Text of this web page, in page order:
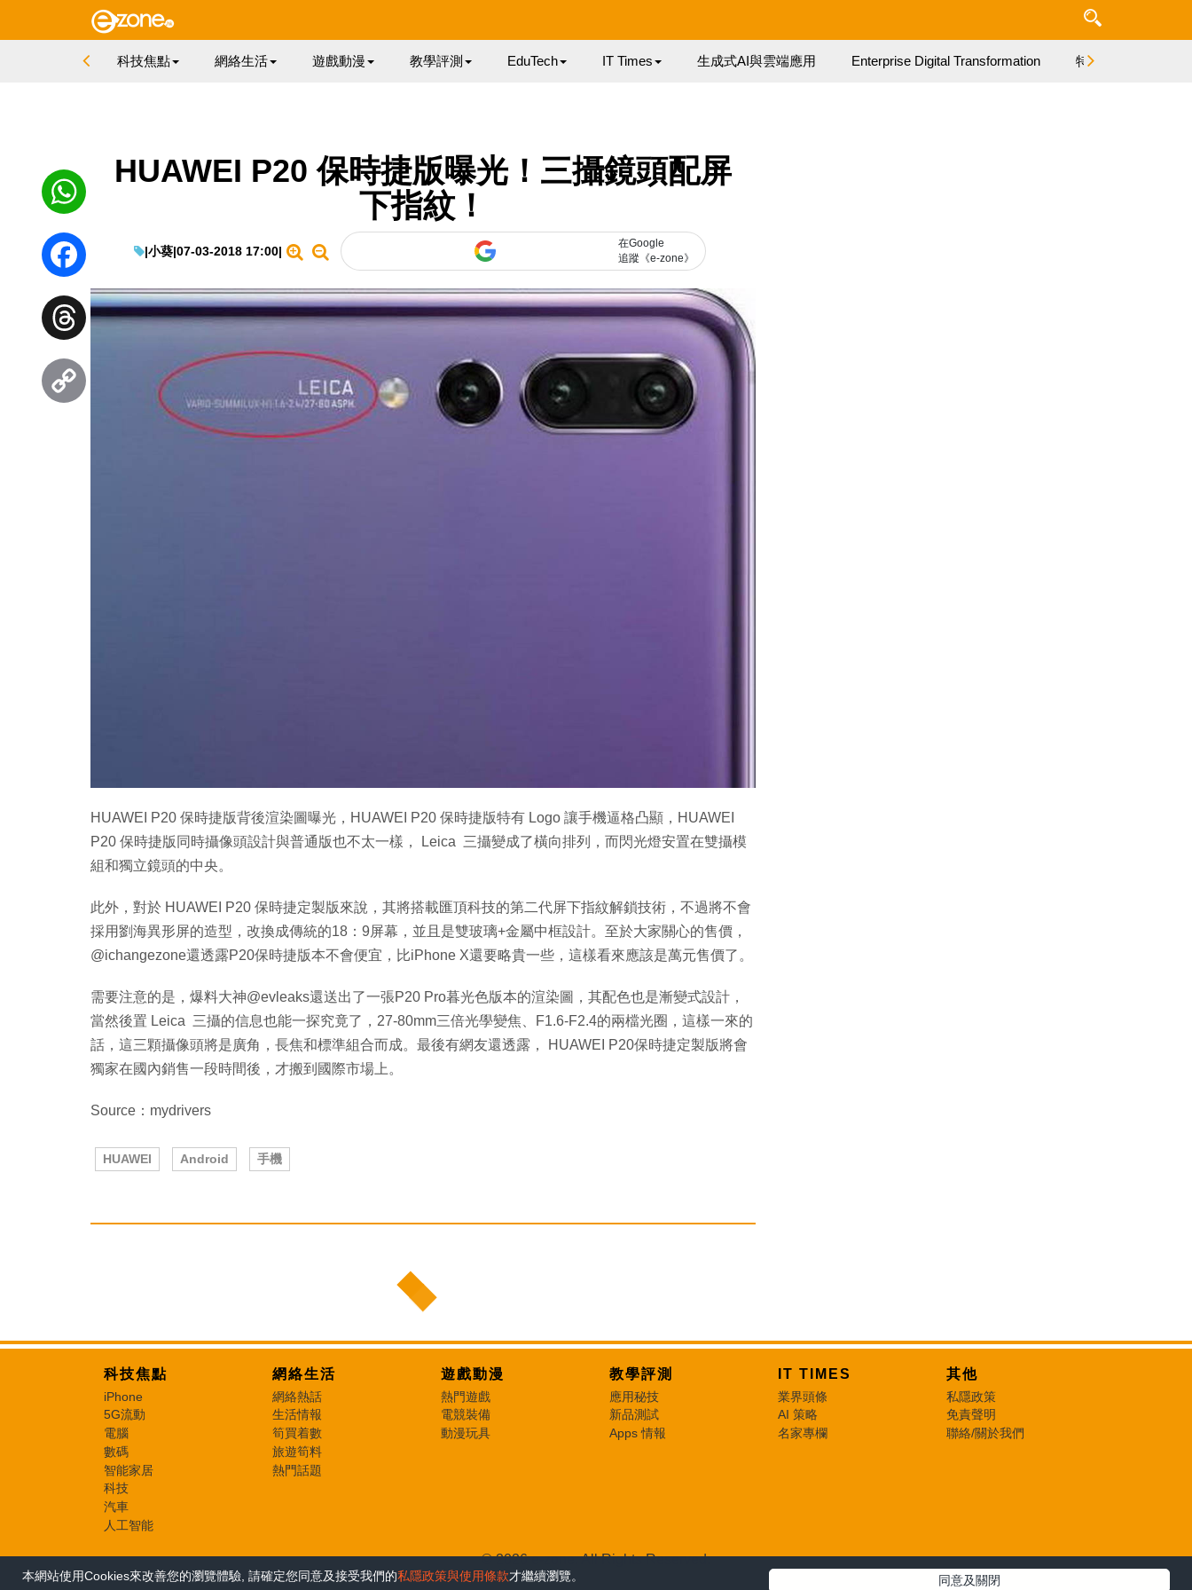
本網站使用Cookies來改善您的瀏覽體驗, 請確定您同意及接受我們的私隱政策與使用條款才繼續瀏覽。 同意及關閉
科技焦點 網絡生活 遊戲動漫 教學評測 EduTech IT Times 生成式AI與雲端應用 Enterprise Digital Transformation 特集
HUAWEI P20 保時捷版曝光！三攝鏡頭配屏
下指紋！
|小葵|07-03-2018 17:00|
在Google
追蹤《e-zone》
HUAWEI P20 保時捷版背後渲染圖曝光，HUAWEI P20 保時捷版特有 Logo 讓手機逼格凸顯，HUAWEI
P20 保時捷版同時攝像頭設計與普通版也不太一樣， Leica 三攝變成了橫向排列，而閃光燈安置在雙攝模
組和獨立鏡頭的中央。
此外，對於 HUAWEI P20 保時捷定製版來說，其將搭載匯頂科技的第二代屏下指紋解鎖技術，不過將不會
採用劉海異形屏的造型，改換成傳統的18：9屏幕，並且是雙玻璃+金屬中框設計。至於大家關心的售價，
@ichangezone還透露P20保時捷版本不會便宜，比iPhone X還要略貴一些，這樣看來應該是萬元售價了。
需要注意的是，爆料大神@evleaks還送出了一張P20 Pro暮光色版本的渲染圖，其配色也是漸變式設計，
當然後置 Leica 三攝的信息也能一探究竟了，27-80mm三倍光學變焦、F1.6-F2.4的兩檔光圈，這樣一來的
話，這三顆攝像頭將是廣角，長焦和標準組合而成。最後有網友還透露， HUAWEI P20保時捷定製版將會
獨家在國內銷售一段時間後，才搬到國際市場上。
Source：mydrivers
HUAWEI Android 手機
WhatsApp
Facebook
Threads
科技焦點
iPhone
5G流動
電腦
數碼
智能家居
科技
汽車
人工智能
網絡生活
網絡熱話
生活情報
筍買着數
旅遊筍料
熱門話題
遊戲動漫
熱門遊戲
電競裝備
動漫玩具
教學評測
應用秘技
新品測試
Apps 情報
IT TIMES
業界頭條
AI 策略
名家專欄
其他
私隱政策
免責聲明
聯絡/關於我們
© 2026 e-zone. All Rights Reserved.